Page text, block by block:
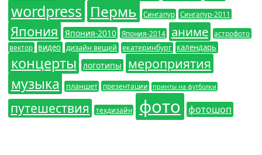
wordpress Пермь Сингапур Сингапур-2011
Япония Япония-2010 Япония-2014 аниме
астрофото
вектор
видео дизайн вещей екатеринбург календарь
концерты логотипы мероприятия
музыка планшет презентации принты на футболки
путешествия техдизайн фото фотошоп